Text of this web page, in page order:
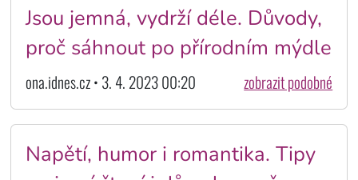
Jsou jemná, vydrží déle. Důvody,
proč sáhnout po přírodním mýdle
ona.idnes.cz • 3. 4. 2023 00:20 zobrazit podobné
Napětí, humor i romantika. Tipy